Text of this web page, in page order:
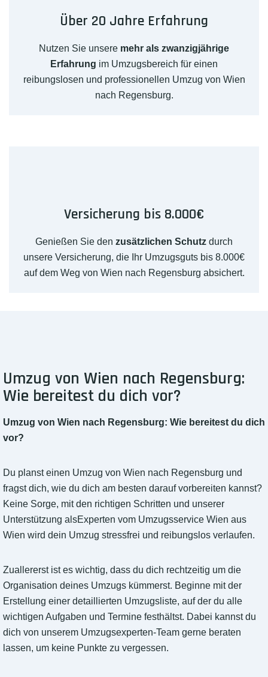
Über 20 Jahre Erfahrung
Nutzen Sie unsere mehr als zwanzigjährige
Erfahrung im Umzugsbereich für einen
reibungslosen und professionellen Umzug von Wien
nach Regensburg.
Versicherung bis 8.000€
Genießen Sie den zusätzlichen Schutz durch
unsere Versicherung, die Ihr Umzugsguts bis 8.000€
auf dem Weg von Wien nach Regensburg absichert.
Umzug von Wien nach Regensburg:
Wie bereitest du dich vor?
Umzug von Wien nach Regensburg: Wie bereitest du dich
vor?
Du planst einen Umzug von Wien nach Regensburg und
fragst dich, wie du dich am besten darauf vorbereiten kannst?
Keine Sorge, mit den richtigen Schritten und unserer
Unterstützung alsExperten vom Umzugsservice Wien aus
Wien wird dein Umzug stressfrei und reibungslos verlaufen.
Zuallererst ist es wichtig, dass du dich rechtzeitig um die
Organisation deines Umzugs kümmerst. Beginne mit der
Erstellung einer detaillierten Umzugsliste, auf der du alle
wichtigen Aufgaben und Termine festhältst. Dabei kannst du
dich von unserem Umzugsexperten-Team gerne beraten
lassen, um keine Punkte zu vergessen.